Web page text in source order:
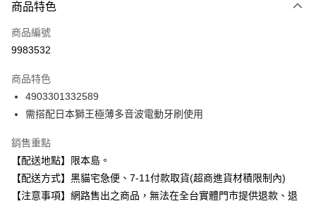
信用卡一次付款
信用卡分期付款
合作金庫商業銀行
華南商業銀行
上海商業儲蓄銀行
台北富邦商業銀行
臺灣中小企業銀行
匯豐（台灣）商業銀行
聯邦商業銀行
遠東國際商業銀行
元大商業銀行
永豐商業銀行
LINE Pay
Apple Pay
街口支付
悠遊付
商品特色
商品編號
9983532
商品特色
4903301332589
需搭配日本獅王極薄多音波電動牙刷使用
銷售重點
【配送地點】限本島。
【配送方式】黑貓宅急便、7-11付款取貨(超商進貨材積限制內)
【注意事項】網路售出之商品，無法在全台實體門市提供退款、退